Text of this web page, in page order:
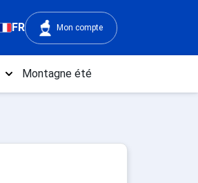
FR Mon compte
Montagne été